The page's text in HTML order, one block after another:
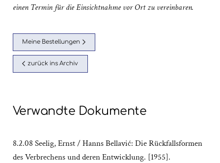
einen Termin für die Einsichtnahme vor Ort zu vereinbaren.
Meine Bestellungen
zurück ins Archiv
Verwandte Dokumente
8.2.08 Seelig, Ernst / Hanns Bellavić: Die Rückfallsformen
des Verbrechens und deren Entwicklung. [1955].